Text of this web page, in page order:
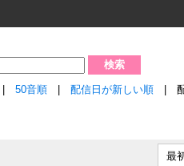
50音順 配信日が新しい順 | 配
最